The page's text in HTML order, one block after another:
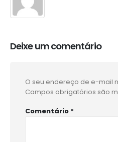
Deixe um comentário
O seu endereço de e-mail
Campos obrigatórios são
Comentário *